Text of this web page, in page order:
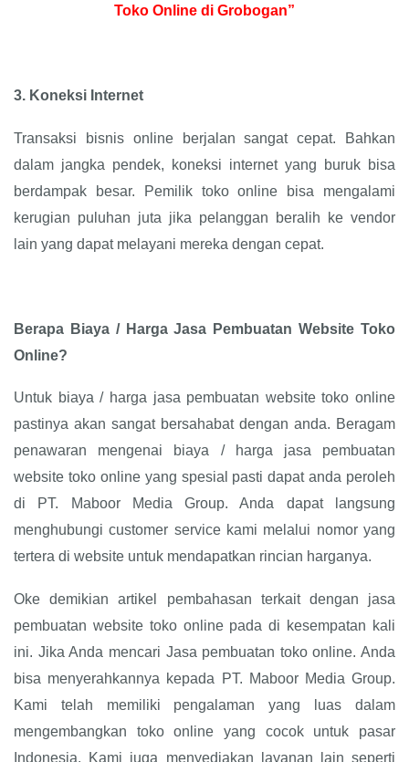
Toko Online di Grobogan”
3. Koneksi Internet
Transaksi bisnis online berjalan sangat cepat. Bahkan
dalam jangka pendek, koneksi internet yang buruk bisa
berdampak besar. Pemilik toko online bisa mengalami
kerugian puluhan juta jika pelanggan beralih ke vendor
lain yang dapat melayani mereka dengan cepat.
Berapa Biaya / Harga Jasa Pembuatan Website Toko
Online?
Untuk biaya / harga jasa pembuatan website toko online
pastinya akan sangat bersahabat dengan anda. Beragam
penawaran mengenai biaya / harga jasa pembuatan
website toko online yang spesial pasti dapat anda peroleh
di PT. Maboor Media Group. Anda dapat langsung
menghubungi customer service kami melalui nomor yang
tertera di website untuk mendapatkan rincian harganya.
Oke demikian artikel pembahasan terkait dengan jasa
pembuatan website toko online pada di kesempatan kali
ini. Jika Anda mencari Jasa pembuatan toko online. Anda
bisa menyerahkannya kepada PT. Maboor Media Group.
Kami telah memiliki pengalaman yang luas dalam
mengembangkan toko online yang cocok untuk pasar
Indonesia. Kami juga menyediakan layanan lain seperti